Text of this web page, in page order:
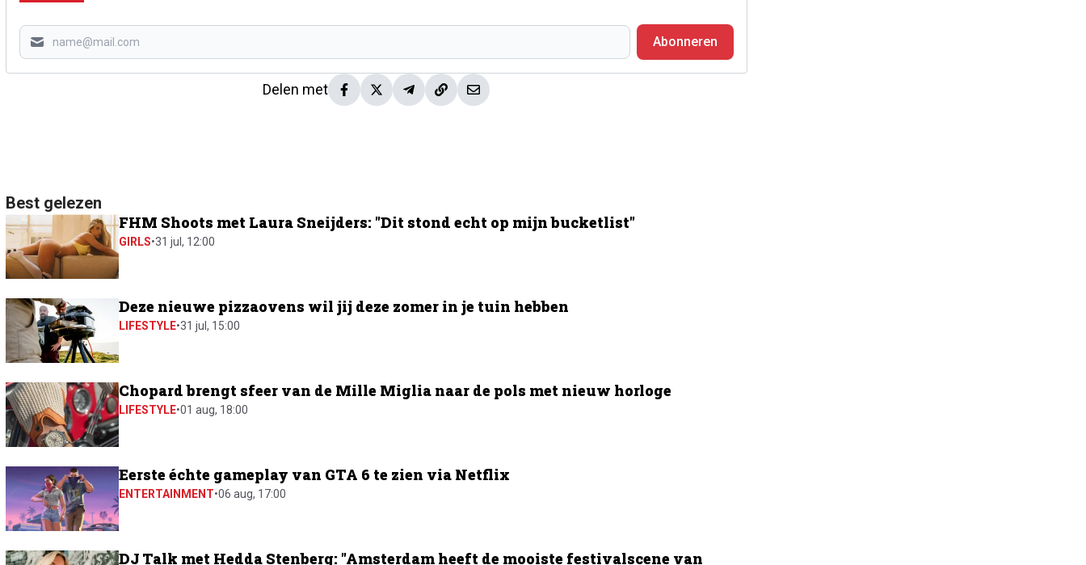
Abonneren
Delen met
Best gelezen
FHM Shoots met Laura Sneijders: "Dit stond echt op mijn bucketlist"
GIRLS•31 jul, 12:00
Deze nieuwe pizzaovens wil jij deze zomer in je tuin hebben
LIFESTYLE•31 jul, 15:00
Chopard brengt sfeer van de Mille Miglia naar de pols met nieuw horloge
LIFESTYLE•01 aug, 18:00
Eerste échte gameplay van GTA 6 te zien via Netflix
ENTERTAINMENT•06 aug, 17:00
DJ Talk met Hedda Stenberg: "Amsterdam heeft de mooiste festivalscene van